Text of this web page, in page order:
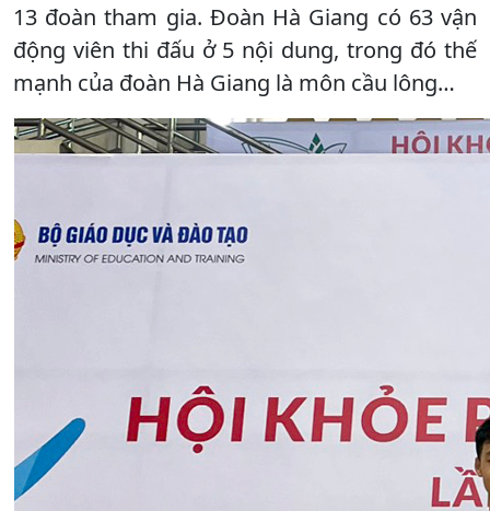
13 đoàn tham gia. Đoàn Hà Giang có 63 vận
động viên thi đấu ở 5 nội dung, trong đó thế
mạnh của đoàn Hà Giang là môn cầu lông…